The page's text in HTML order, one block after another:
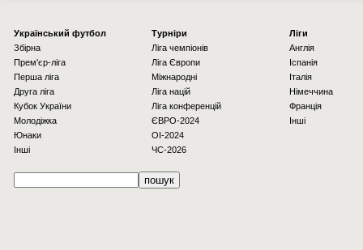
Українcький футбол
Збірна
Прем'єр-ліга
Перша ліга
Друга ліга
Кубок України
Молодіжка
Юнаки
Інші
Турніри
Ліга чемпіонів
Ліга Європи
Міжнародні
Ліга націй
Ліга конференцій
ЄВРО-2024
OI-2024
ЧС-2026
Ліги
Англія
Іспанія
Італія
Німеччина
Франція
Інші